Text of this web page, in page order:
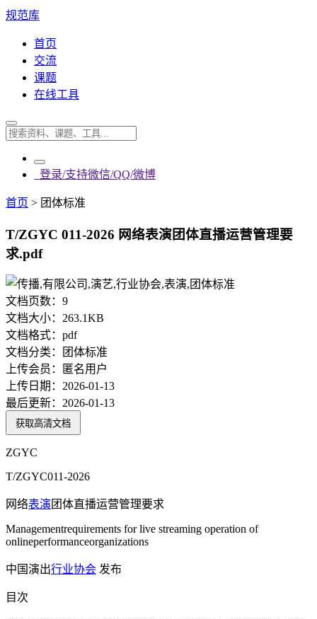
规范库
首页
交流
课题
在线工具
登录/支持微信/QQ/微博
首页 > 团体标准
T/ZGYC 011-2026 网络表演团体直播运营管理要
求.pdf
文档页数： 9
文档大小： 263.1KB
文档格式： pdf
文档分类：
团体标准
上传会员：
匿名用户
上传日期： 2026-01-13
最后更新： 2026-01-13
获取高清文档
ZGYC
T/ZGYC011-2026
网络表演 团体直播运营管理要求
Managementrequirements for live streaming operation of
onlineperformanceorganizations
中国演出行业协会 发布
目次